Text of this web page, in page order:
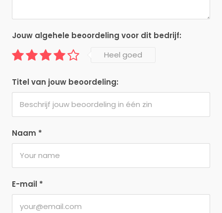
Naam *
E-mail *
Jouw algehele beoordeling voor dit bedrijf:
Heel goed
Titel van jouw beoordeling: